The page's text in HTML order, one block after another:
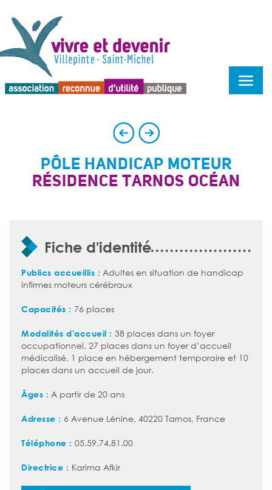
PÔLE HANDICAP MOTEUR
RÉSIDENCE TARNOS OCÉAN
Fiche d'identité
Publics accueillis : Adultes en situation de handicap
infirmes moteurs cérébraux
Capacités : 76 places
Modalités d'accueil : 38 places dans un foyer
occupationnel, 27 places dans un foyer d’accueil
médicalisé, 1 place en hébergement temporaire et 10
places dans un accueil de jour.
Âges : A partir de 20 ans
Adresse : 6 Avenue Lénine, 40220 Tarnos, France
Téléphone : 05.59.74.81.00
Directrice : Karima Afkir